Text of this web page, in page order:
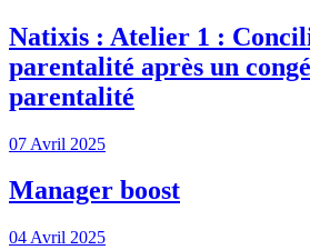
Natixis : Atelier 1 :
parentalité après un
parentalité
07 Avril 2025
Manager boost
04 Avril 2025